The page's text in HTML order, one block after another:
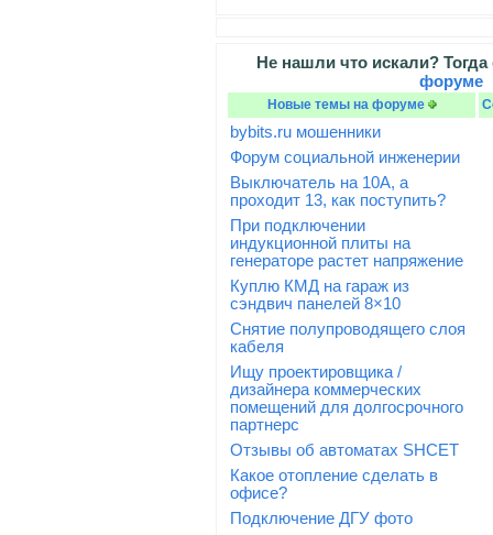
Не нашли что искали?
форуме
Новые темы на форуме
bybits.ru мошенники
Форум социальной инженерии
Выключатель на 10А, а
проходит 13, как поступить?
При подключении
индукционной плиты на
генераторе растет напряжение
Куплю КМД на гараж из
сэндвич панелей 8×10
Снятие полупроводящего слоя
кабеля
Ищу проектировщика /
дизайнера коммерческих
помещений для долгосрочного
партнерс
Отзывы об автоматах SHCET
Какое отопление сделать в
офисе?
Подключение ДГУ фото